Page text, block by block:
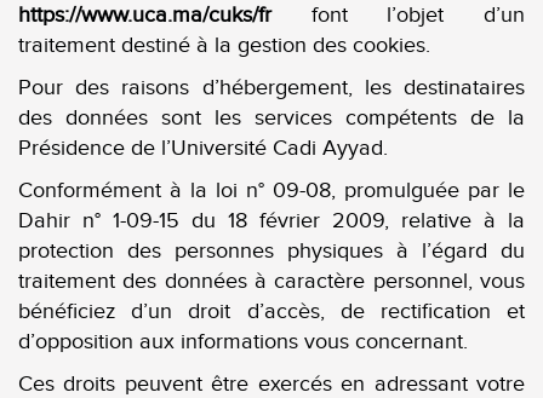
https://www.uca.ma/cuks/frfont l’objet d’un
traitement destiné à la gestion des cookies.
Pour des raisons d’hébergement, les destinataires
des données sont les services compétents de la
Présidence de l’Université Cadi Ayyad.
Conformément à la loi n° 09-08, promulguée par le
Dahir n° 1-09-15 du 18 février 2009, relative à la
protection des personnes physiques à l’égard du
traitement des données à caractère personnel, vous
bénéficiez d’un droit d’accès, de rectification et
d’opposition aux informations vous concernant.
Ces droits peuvent être exercés en adressant votre